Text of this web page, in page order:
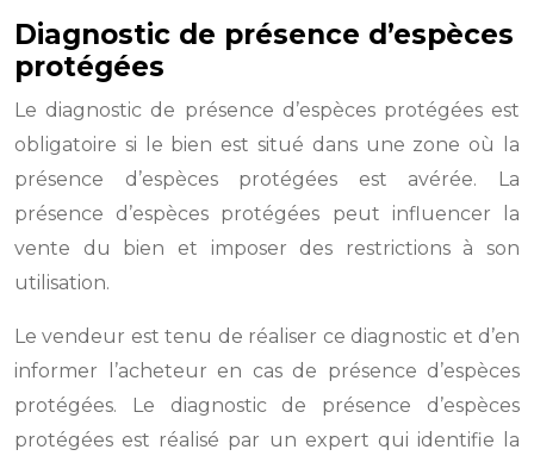
Diagnostic de présence d’espèces
protégées
Le diagnostic de présence d’espèces protégées est
obligatoire si le bien est situé dans une zone où la
présence d’espèces protégées est avérée. La
présence d’espèces protégées peut influencer la
vente du bien et imposer des restrictions à son
utilisation.
Le vendeur est tenu de réaliser ce diagnostic et d’en
informer l’acheteur en cas de présence d’espèces
protégées. Le diagnostic de présence d’espèces
protégées est réalisé par un expert qui identifie la